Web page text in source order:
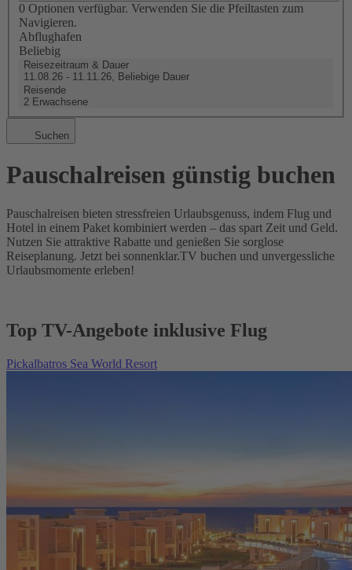
0 Optionen verfügbar. Verwenden Sie die Pfeiltasten zum
Navigieren.
Abflughafen
Beliebig
Reisezeitraum & Dauer
11.08.26 - 11.11.26, Beliebige Dauer
Reisende
2 Erwachsene
Suchen
Pauschalreisen günstig buchen
Pauschalreisen bieten stressfreien Urlaubsgenuss, indem Flug und
Hotel in einem Paket kombiniert werden – das spart Zeit und Geld.
Nutzen Sie attraktive Rabatte und genießen Sie sorglose
Reiseplanung. Jetzt bei sonnenklar.TV buchen und unvergessliche
Urlaubsmomente erleben!
Top TV-Angebote inklusive Flug
Pickalbatros Sea World Resort